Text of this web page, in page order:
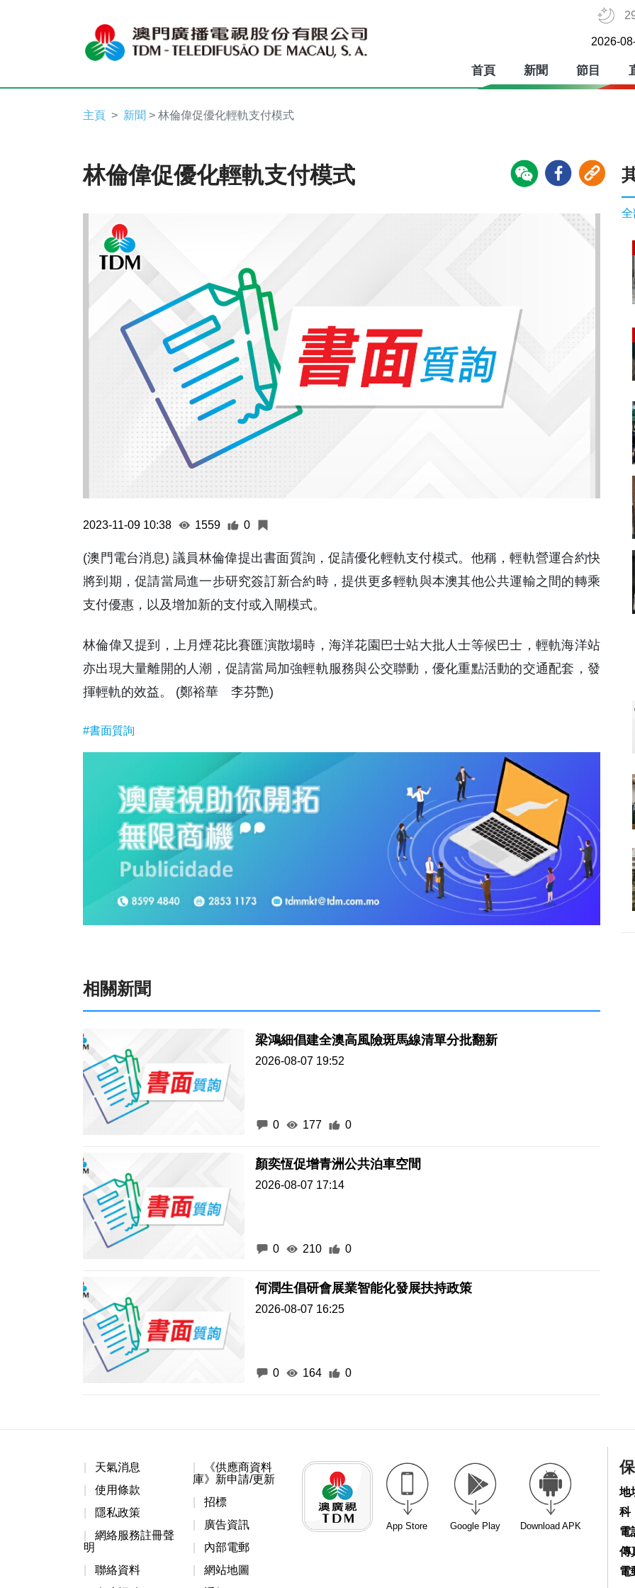
2026-
首頁 新聞 節目
主頁 新聞 > 林倫偉促優化輕軌支付模式
林倫偉促優化輕軌支付模式
2023-11-09 10:38 1559 0
(澳門電台消息) 議員林倫偉提出書面質詢，促請優化輕軌支付模式。他稱，輕軌營運合約快
將到期，促請當局進一步研究簽訂新合約時，提供更多輕軌與本澳其他公共運輸之間的轉乘
支付優惠，以及增加新的支付或入閘模式。
林倫偉又提到，上月煙花比賽匯演散場時，海洋花園巴士站大批人士等候巴士，輕軌海洋站
亦出現大量離開的人潮，促請當局加強輕軌服務與公交聯動，優化重點活動的交通配套，發
揮輕軌的效益。 (鄭裕華 李芬艷)
#書面質詢
相關新聞
梁鴻細倡建全澳高風險斑馬線清單分批翻新
2026-08-07 19:52
0 177 0
顏奕恆促增青洲公共泊車空間
2026-08-07 17:14
0 210 0
何潤生倡研會展業智能化發展扶持政策
2026-08-07 16:25
0 164 0
全
天氣消息
使用條款
隱私政策
網絡服務註冊聲
明
聯絡資料
《供應商資料
庫》新申請/更新
招標
廣告資訊
內部電郵
網站地圖
App Store Google Play Download APK
地
科
電
傳
電